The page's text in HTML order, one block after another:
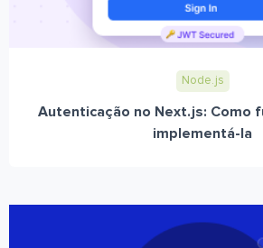
Node.js
Autenticação no Next.js: Como
implementá-la